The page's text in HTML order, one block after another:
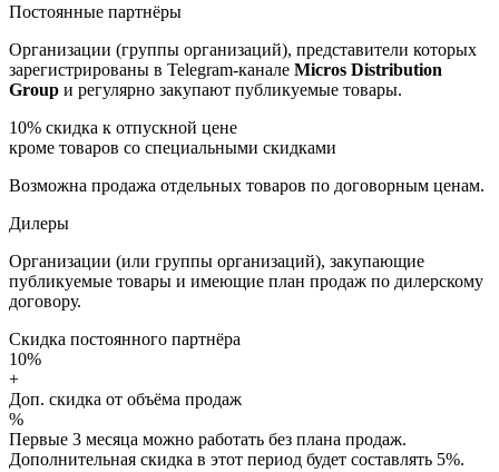
Постоянные партнёры
Организации (группы организаций), представители которых
зарегистрированы в Telegram-канале Micros Distribution
Group и регулярно закупают публикуемые товары.
10% скидка к отпускной цене
кроме товаров со специальными скидками
Возможна продажа отдельных товаров по договорным ценам.
Дилеры
Организации (или группы организаций), закупающие
публикуемые товары и имеющие план продаж по дилерскому
договору.
Скидка постоянного партнёра
10%
+
Доп. скидка от объёма продаж
%
Первые 3 месяца можно работать без плана продаж.
Дополнительная скидка в этот период будет составлять 5%.